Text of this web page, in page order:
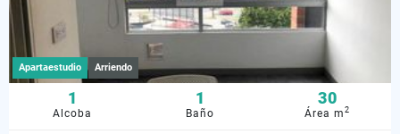
Apartaestudio Arriendo
1
Alcoba
1
Baño
30
Área m2